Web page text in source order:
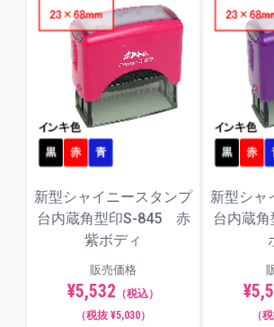
新型シャイニースタンプ
台内蔵角型印S-845 赤
紫ボディ
販売価格
¥5,532 （税込）
（税抜 ¥5,030）
新型シャ
台内蔵
（